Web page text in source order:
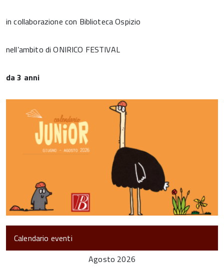
in collaborazione con Biblioteca Ospizio
nell’ambito di ONIRICO FESTIVAL
da 3 anni
Calendario eventi
Agosto 2026